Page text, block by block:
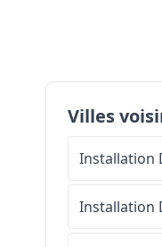
Villes
Installation
Installation